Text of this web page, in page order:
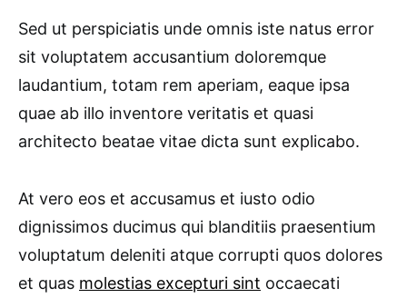
Sed ut perspiciatis unde omnis iste natus error
sit voluptatem accusantium doloremque
laudantium, totam rem aperiam, eaque ipsa
quae ab illo inventore veritatis et quasi
architecto beatae vitae dicta sunt explicabo.
At vero eos et accusamus et iusto odio
dignissimos ducimus qui blanditiis praesentium
voluptatum deleniti atque corrupti quos dolores
et quas molestias excepturi sint occaecati